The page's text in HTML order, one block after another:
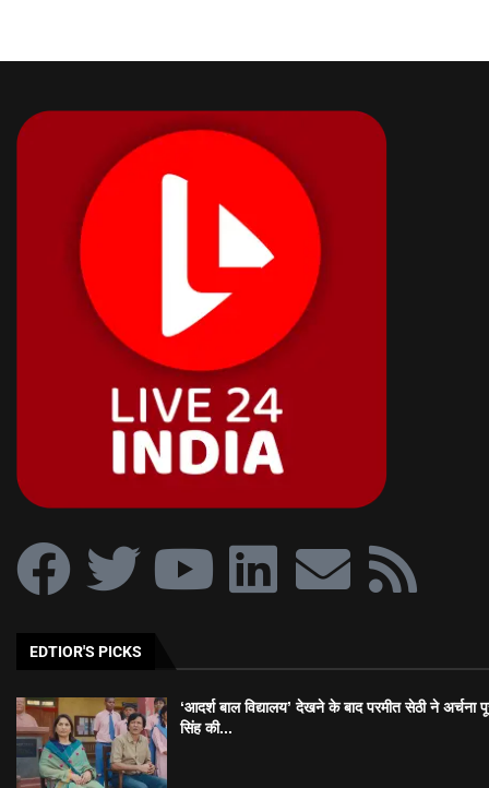
EDTIOR'S PICKS
‘आदर्श बाल विद्यालय’ देखने के बाद परमीत सेठी ने अर्चना
सिंह की...